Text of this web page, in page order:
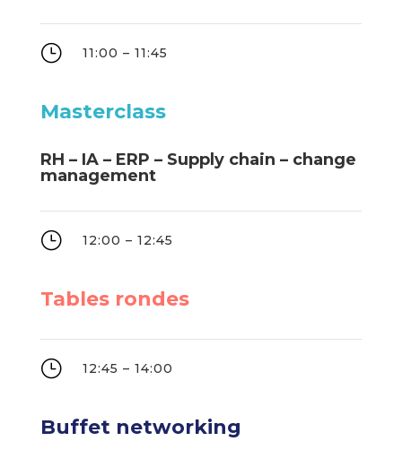
} 11:00 – 11:45
Masterclass
RH – IA – ERP – Supply chain – change
management
} 12:00 – 12:45
Tables rondes
} 12:45 – 14:00
Buffet networking